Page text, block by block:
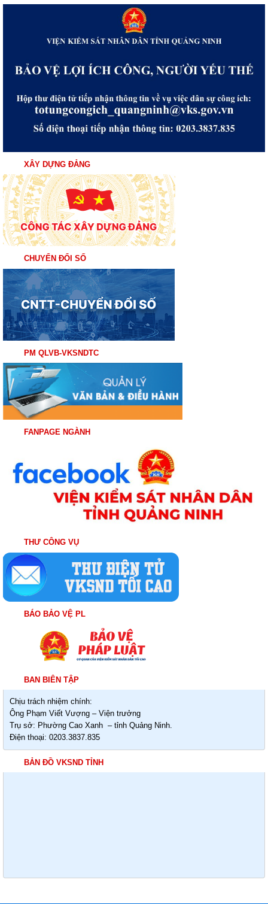
XÂY DỰNG ĐẢNG
CHUYỂN ĐỔI SỐ
PM QLVB-VKSNDTC
FANPAGE NGÀNH
THƯ CÔNG VỤ
BÁO BẢO VỆ PL
BAN BIÊN TẬP
Chịu trách nhiệm chính:
Ông Phạm Viết Vượng – Viện trưởng
Trụ sở: Phường Cao Xanh – tỉnh Quảng Ninh.
Điện thoại: 0203.3837.835
BẢN ĐỒ VKSND TỈNH